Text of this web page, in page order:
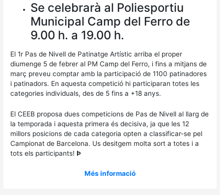
Se celebrarà al Poliesportiu
Municipal Camp del Ferro de
9.00 h. a 19.00 h.
El 1r Pas de Nivell de Patinatge Artístic arriba el proper
diumenge 5 de febrer al PM Camp del Ferro, i fins a mitjans de
març preveu comptar amb la participació de 1100 patinadores
i patinadors. En aquesta competició hi participaran totes les
categories individuals, des de 5 fins a +18 anys.
El CEEB proposa dues competicions de Pas de Nivell al llarg de
la temporada i aquesta primera és decisiva, ja que les 12
millors posicions de cada categoria opten a classificar-se pel
Campionat de Barcelona. Us desitgem molta sort a totes i a
tots els participants!Þ
Més informació